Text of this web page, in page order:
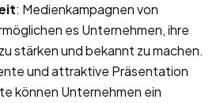
: Medienkampagnen von
es Unternehmen, ihre
stärken und bekannt zu machen.
und attraktive Präsentation
können Unternehmen ein